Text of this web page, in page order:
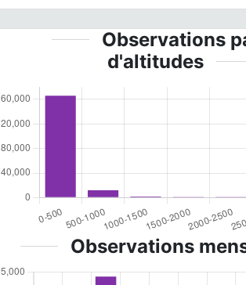
Observations
d'altitudes
Observations